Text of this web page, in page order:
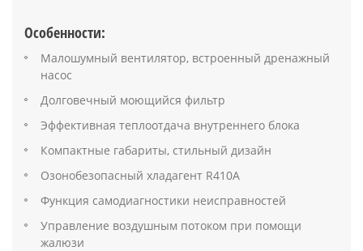
Особенности:
Малошумный вентилятор, встроенный дренажный
насос
Долговечный моющийся фильтр
Эффективная теплоотдача внутреннего блока
Компактные габариты, стильный дизайн
Озонобезопасный хладагент R410A
Функция самодиагностики неисправностей
Управление воздушным потоком при помощи
жалюзи